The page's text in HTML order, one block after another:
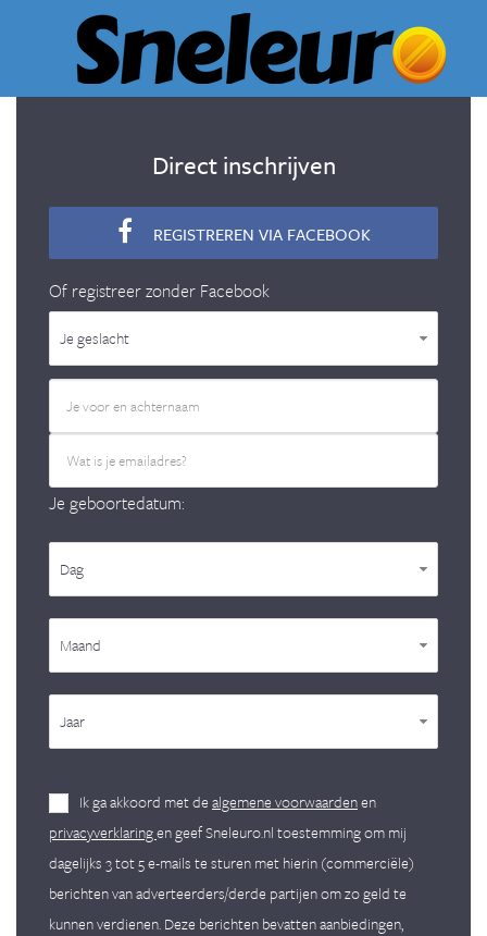
Direct inschrijven
REGISTREREN VIA FACEBOOK
Of registreer zonder Facebook
Je geslacht
Je geboortedatum:
Dag
Maand
Jaar
Ik ga akkoord met dealgemene voorwaardenen
privacyverklaringen geef Sneleuro.nl toestemming om mij
dagelijks 3 tot 5 e-mails te sturen met hierin (commerciële)
berichten van adverteerders/derde partijen om zo geld te
kunnen verdienen. Deze berichten bevatten aanbiedingen,